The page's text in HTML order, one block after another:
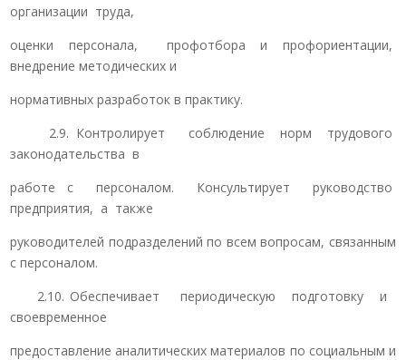
организации труда,
оценки персонала, профотбора и профориентации,
внедрение методических и
нормативных разработок в практику.
2.9. Контролирует соблюдение норм трудового
законодательства в
работе с персоналом. Консультирует руководство
предприятия, а также
руководителей подразделений по всем вопросам, связанным
с персоналом.
2.10. Обеспечивает периодическую подготовку и
своевременное
предоставление аналитических материалов по социальным и